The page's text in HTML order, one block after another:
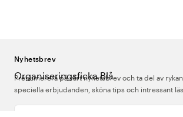
Organiseringsficka Blå
Nyhetsbrev
Prenumerera på vårt nyhetsbrev och ta del av
speciella erbjudanden, sköna tips och intressant
Ange din e-postadress